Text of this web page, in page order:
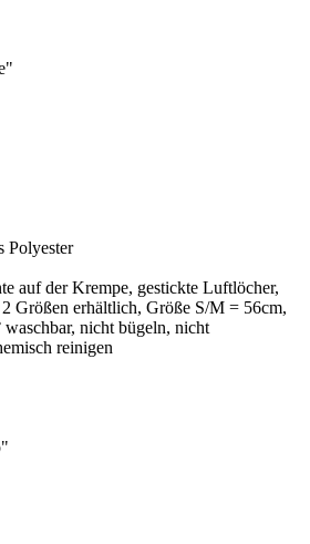
Polyester
auf der Krempe, gestickte Luftlöcher,
Größen erhältlich, Größe S/M = 56cm,
nicht bügeln, nicht
reinigen